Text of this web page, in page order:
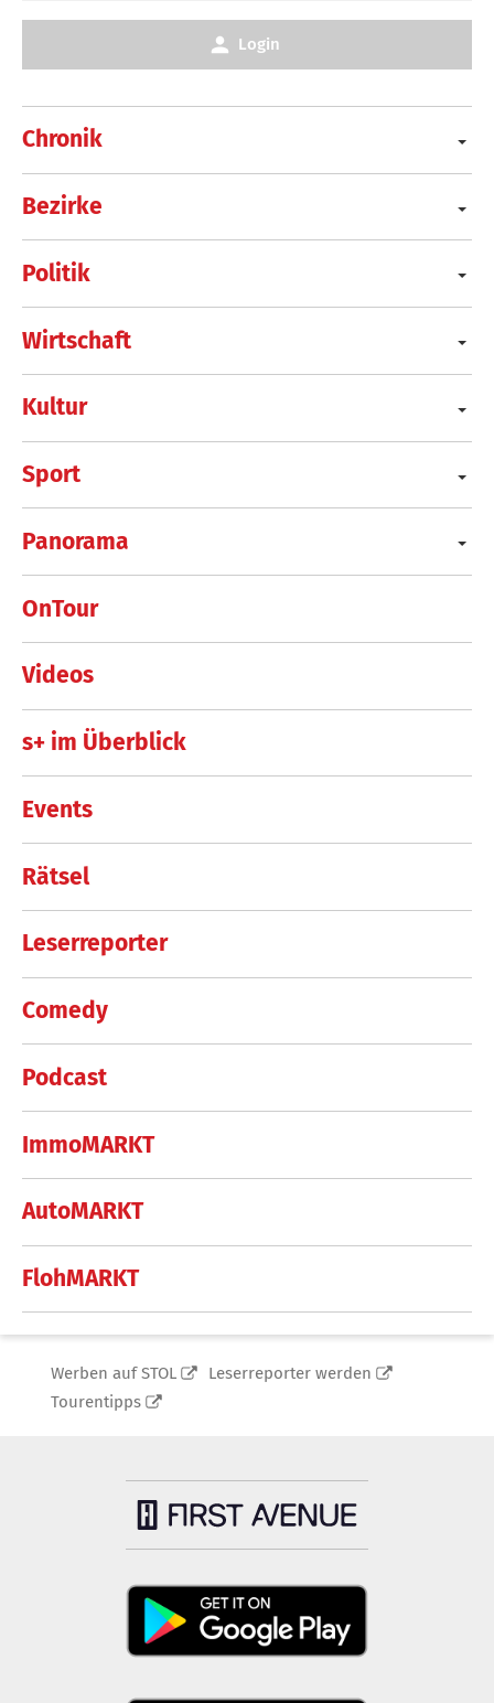
Chronik
Bezirke
Politik
Wirtschaft
Kultur
Sport
Panorama
OnTour
Videos
s+ im Überblick
Events
Rätsel
Leserreporter
Comedy
Podcast
ImmoMARKT
AutoMARKT
FlohMARKT
Login
Werben auf STOL
Leserreporter werden
Tourentipps